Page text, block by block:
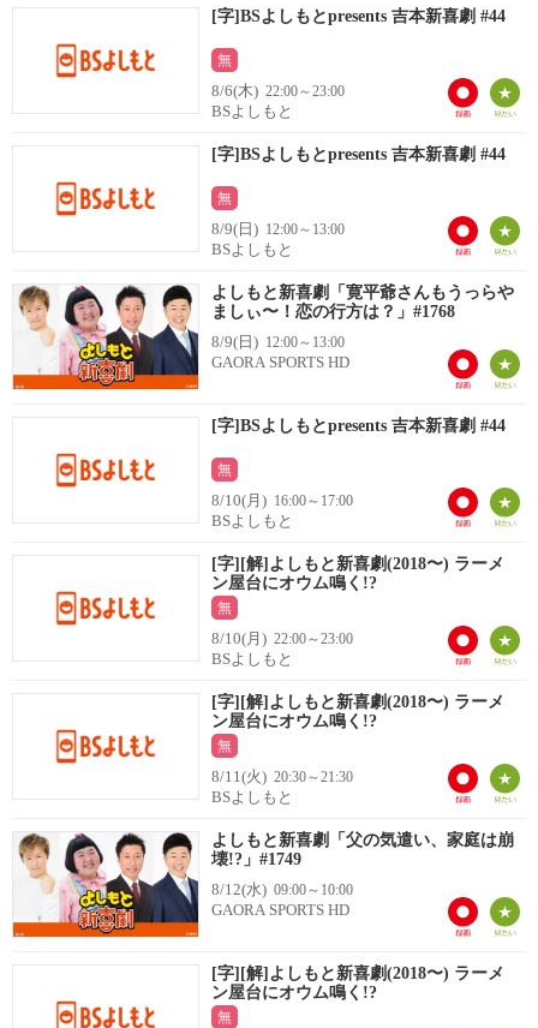
[字]BSよしもとpresents 吉本新喜劇 #44
無
8/6(木) 22:00～23:00
BSよしもと
[字]BSよしもとpresents 吉本新喜劇 #44
無
8/9(日) 12:00～13:00
BSよしもと
よしもと新喜劇「寛平爺さんもうっらや
ましぃ〜！恋の行方は？」#1768
8/9(日) 12:00～13:00
GAORA SPORTS HD
[字]BSよしもとpresents 吉本新喜劇 #44
無
8/10(月) 16:00～17:00
BSよしもと
[字][解]よしもと新喜劇(2018〜) ラーメ
ン屋台にオウム鳴く!?
無
8/10(月) 22:00～23:00
BSよしもと
[字][解]よしもと新喜劇(2018〜) ラーメ
ン屋台にオウム鳴く!?
無
8/11(火) 20:30～21:30
BSよしもと
よしもと新喜劇「父の気遣い、家庭は崩
壊!?」#1749
8/12(水) 09:00～10:00
GAORA SPORTS HD
[字][解]よしもと新喜劇(2018〜) ラーメ
ン屋台にオウム鳴く!?
無